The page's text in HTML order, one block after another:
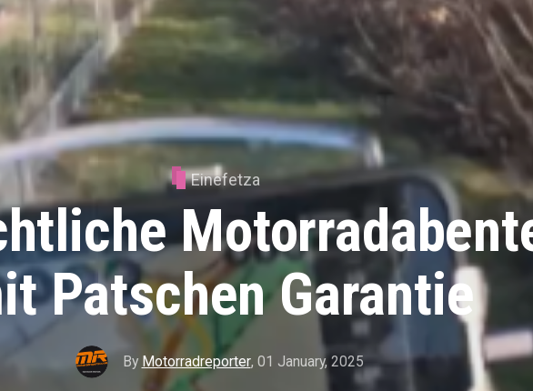
Einefetza
Patschen Garantie
By Motorradreporter, 01 January, 2025